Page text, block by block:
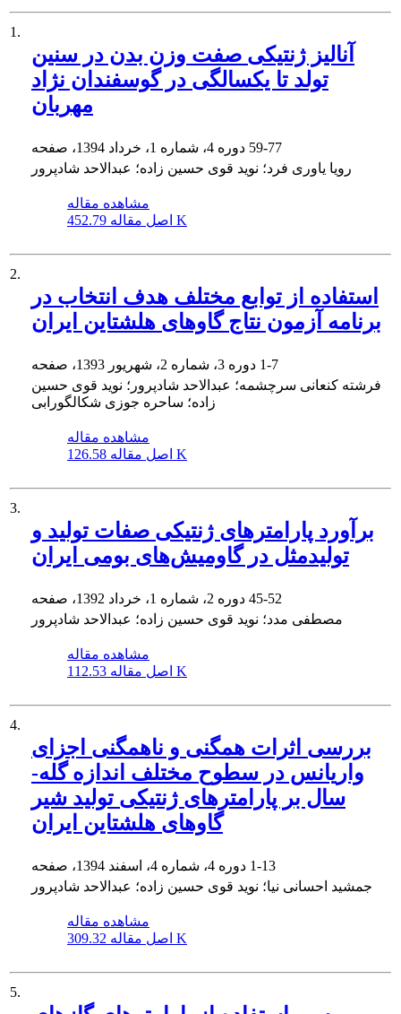
1.
آنالیز ژنتیکی صفت وزن بدن در سنین
تولد تا یکسالگی در گوسفندان نژاد
مهربان
59-77
رویا یاوری فرد؛ نوید قوی حسین زاده؛ عبدالاحد شادپرور
مشاهده مقاله
اصل مقاله 452.79 K
2.
استفاده از توابع مختلف هدف انتخاب در
برنامه آزمون نتاج گاوهای هلشتاین ایران
1-7
فرشته کنعانی سرچشمه؛ عبدالاحد شادپرور؛ نوید قوی حسین
زاده؛ ساحره جوزی شکالگورابی
مشاهده مقاله
اصل مقاله 126.58 K
3.
برآورد پارامترهای ژنتیکی صفات تولید و
تولیدمثل در گاومیش‌های بومی ایران
45-52
مصطفی مدد؛ نوید قوی حسین زاده؛ عبدالاحد شادپرور
مشاهده مقاله
اصل مقاله 112.53 K
4.
بررسی اثرات همگنی و ناهمگنی اجزای
واریانس در سطوح مختلف اندازه گله-
سال بر پارامترهای ژنتیکی تولید شیر
گاوهای هلشتاین ایران
1-13
جمشید احسانی نیا؛ نوید قوی حسین زاده؛ عبدالاحد شادپرور
مشاهده مقاله
اصل مقاله 309.32 K
5.